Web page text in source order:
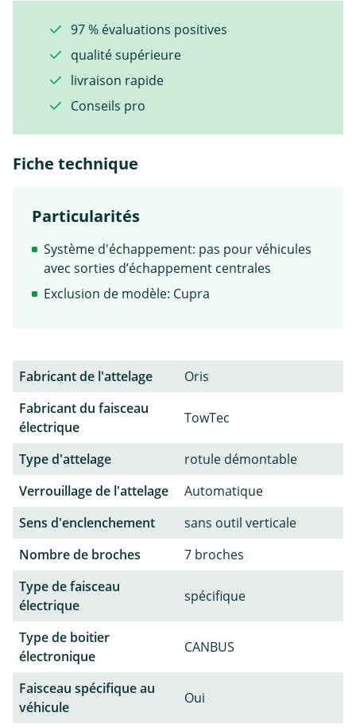
97 % évaluations positives
qualité supérieure
livraison rapide
Conseils pro
Fiche technique
Particularités
Système d'échappement: pas pour véhicules
avec sorties d’échappement centrales
Exclusion de modèle: Cupra
Fabricant de l'attelage
Oris
Fabricant du faisceau
électrique
TowTec
Type d'attelage
rotule démontable
Verrouillage de l'attelage
Automatique
Sens d'enclenchement
sans outil verticale
Nombre de broches
7 broches
Type de faisceau
électrique
spécifique
Type de boitier
électronique
CANBUS
Faisceau spécifique au
véhicule
Oui